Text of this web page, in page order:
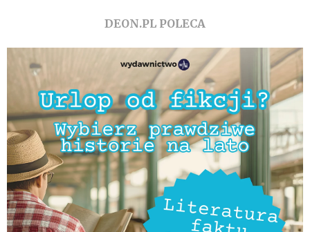
DEON.PL POLECA